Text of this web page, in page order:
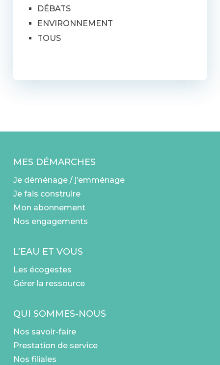
DÉBATS
ENVIRONNEMENT
TOUS
MES DÉMARCHES
Je déménage / j’emménage
Je fais construire
Mon abonnement
Nos engagements
L’EAU ET VOUS
Les écogestes
Gérer la ressource
QUI SOMMES-NOUS
Nos savoir-faire
Prestation de service
Nos filiales